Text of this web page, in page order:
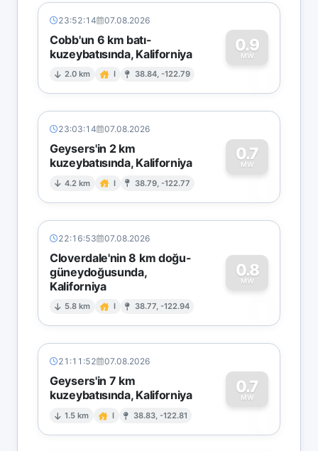
23:52:14 07.08.2026
Cobb'un 6 km batı-
kuzeybatısında, Kaliforniya
2.0 km I 38.84, -122.79
0.9
MW
0
23:03:14 07.08.2026
Geysers'in 2 km
kuzeybatısında, Kaliforniya
4.2 km I 38.79, -122.77
0.7
MW
0
22:16:53 07.08.2026
Cloverdale'nin 8 km doğu-
güneydoğusunda,
Kaliforniya
5.8 km I 38.77, -122.94
0.8
MW
0
21:11:52 07.08.2026
Geysers'in 7 km
kuzeybatısında, Kaliforniya
1.5 km I 38.83, -122.81
0.7
MW
0